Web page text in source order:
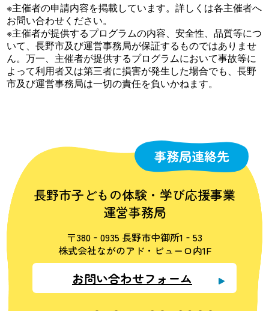
※主催者の申請内容を掲載しています。詳しくは各主催者へ
お問い合わせください。
※主催者が提供するプログラムの内容、安全性、品質等につ
いて、長野市及び運営事務局が保証するものではありませ
ん。万一、主催者が提供するプログラムにおいて事故等に
よって利用者又は第三者に損害が発生した場合でも、長野
市及び運営事務局は一切の責任を負いかねます。
事務局連絡先
長野市子どもの体験・学び応援事業
運営事務局
〒380‐0935 長野市中御所1‐53
株式会社ながのアド・ビューロ内1F
お問い合わせフォーム